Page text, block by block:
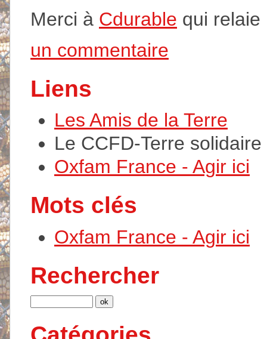
Merci à Cdurable qui relaie
un commentaire
Liens
Les Amis de la Terre
Le CCFD-Terre solidaire
Oxfam France - Agir ici
Mots clés
Oxfam France - Agir ici
Rechercher